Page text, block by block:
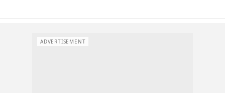
ADVERTISEMENT